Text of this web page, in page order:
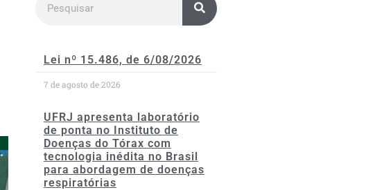
Lei nº 15.486, de 6/08/2026
7 de agosto de 2026
UFRJ apresenta laboratório
de ponta no Instituto de
Doenças do Tórax com
tecnologia inédita no Brasil
para abordagem de doenças
respiratórias